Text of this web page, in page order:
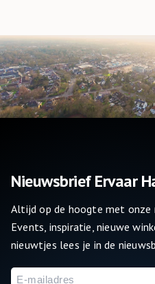
Nieuwsbrief Ervaar
Altijd op de hoogte met onze
Events, inspiratie, nieuwe
nieuwtjes lees je in de
E-